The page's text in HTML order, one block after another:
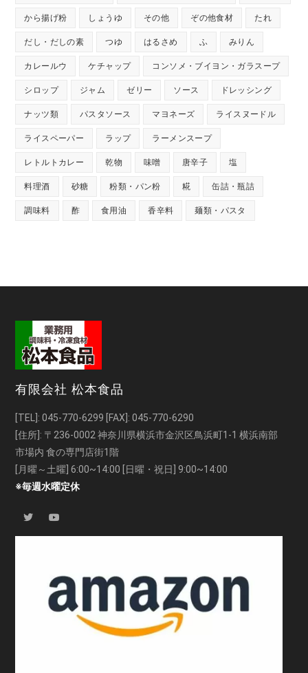
から揚げ粉 しょうゆ その他 ぞの他食材 たれ
だし・だしの素 つゆ はるさめ ふ みりん
カレールウ ケチャップ コンソメ・ブイヨン・ガラスープ
シロップ ジャム ゼリー ソース ドレッシング
ナッツ類 パスタソース マヨネーズ ライスヌードル
ライスペーパー ラップ ラーメンスープ
レトルトカレー 乾物 味噌 唐辛子 塩
料理酒 砂糖 粉類・パン粉 糀 缶詰・瓶詰
調味料 酢 食用油 香辛料 麺類・パスタ
有限会社 松本食品
[TEL]:045-770-6299 [FAX]: 045-770-6290
[住所]: 〒236-0002 神奈川県横浜市金沢区鳥浜町1-1 横浜南部
市場内 食の専門店街1階
[月曜～土曜] 6:00~14:00 [日曜・祝日] 9:00~14:00
※毎週水曜定休